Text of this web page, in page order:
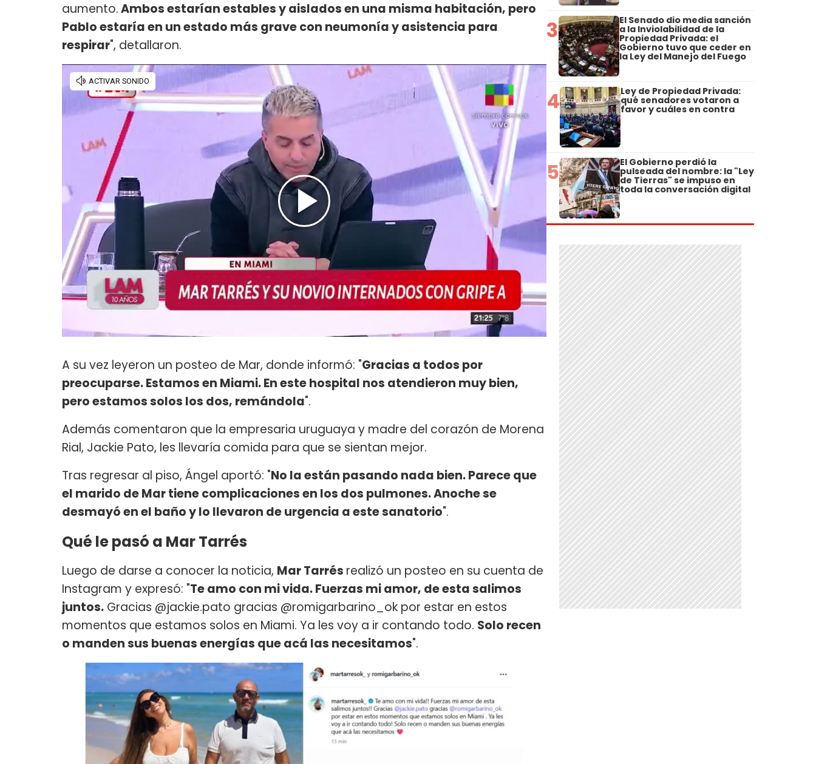
aumento.Ambos estarían estables y aislados en una misma habitación, pero
Pablo estaría en un estado más grave con neumonía y asistencia para
respirar", detallaron.
A su vez leyeron un posteo de Mar, donde informó: "Gracias a todos por
preocuparse.Estamos en Miami. En este hospital nos atendieron muy bien,
pero estamos solos los dos, remándola".
Además comentaron que la empresaria uruguaya y madre del corazón de Morena
Rial, Jackie Pato, les llevaría comida para que se sientan mejor.
Tras regresar al piso, Ángel aportó: "No la están pasando nada bien. Parece que
el marido de Mar tiene complicaciones en los dos pulmones. Anoche se
desmayó en el baño y lo llevaron de urgencia a este sanatorio".
Qué le pasó a Mar Tarrés
Luego de darse a conocer la noticia, Mar Tarrés realizó un posteo en su cuenta de
Instagram y expresó: "Te amo con mi vida. Fuerzas mi amor, de esta salimos
juntos. Gracias @jackie.pato gracias @romigarbarino_ok por estar en estos
momentos que estamos solos en Miami. Ya les voy a ir contando todo. Solo recen
o manden sus buenas energías que acá las necesitamos".
3 El Senado dio media sanción
a la Inviolabilidad de la
Propiedad Privada: el
Gobierno tuvo que ceder en
la Ley del Manejo del Fuego
4 Ley de Propiedad Privada:
qué senadores votaron a
favor y cuáles en contra
5 El Gobierno perdió la
pulseada del nombre: la "Ley
de Tierras" se impuso en
toda la conversación digital